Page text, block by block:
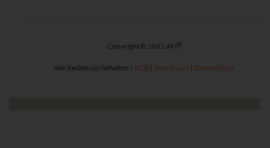
Copyright © 2022 AYI ®
Alle Rechte vorbehalten | AGB | Impressum | Datenschutz